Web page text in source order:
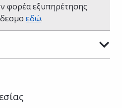
φορέα εξυπηρέτησης
εδώ.